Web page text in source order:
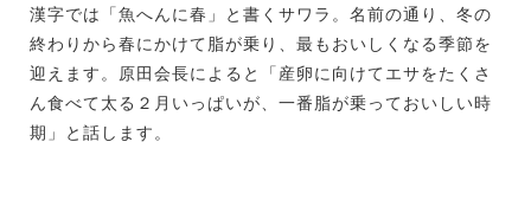
漢字では「魚へんに春」と書くサワラ。名前の通り、冬の
終わりから春にかけて脂が乗り、最もおいしくなる季節を
迎えます。原田会長によると「産卵に向けてエサをたくさ
ん食べて太る２月いっぱいが、一番脂が乗っておいしい時
期」と話します。